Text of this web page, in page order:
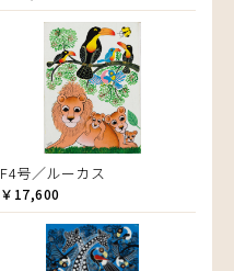
F4号／ルーカス
￥17,600